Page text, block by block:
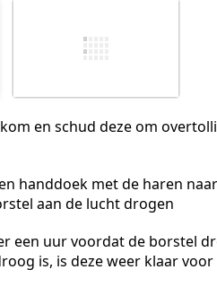
en schud deze om
handdoek met de haren naar
aan de lucht drogen
een uur voordat de borstel
is, is deze weer klaar